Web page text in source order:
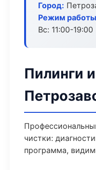
Город:
Режим
Вс: 11:00-19:00
Пилинги
чистки:
программа,